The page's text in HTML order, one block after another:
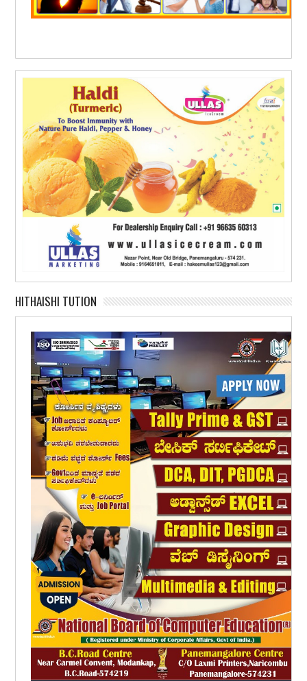
HITHAISHI TUTION